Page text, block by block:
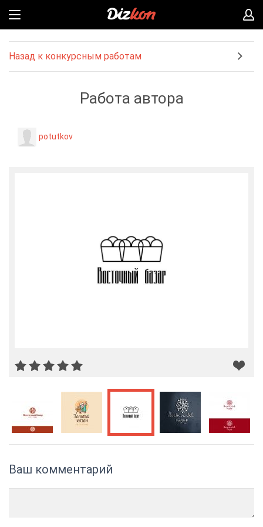
Назад к конкурсным работам
Работа автора
potutkov
Ваш комментарий